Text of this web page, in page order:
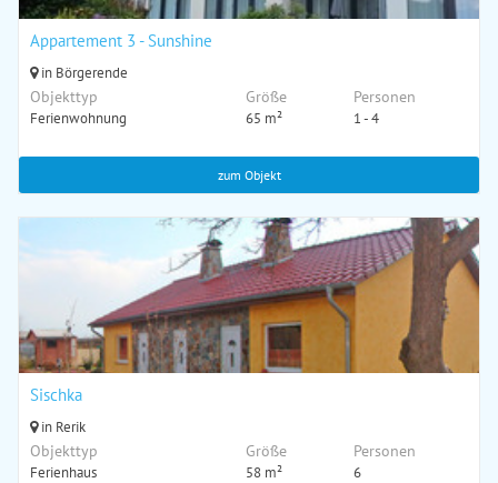
Appartement 3 - Sunshine
in Börgerende
Objekttyp
Ferienwohnung
Größe
65 m²
Personen
1 - 4
zum Objekt
Sischka
in Rerik
Objekttyp
Ferienhaus
Größe
58 m²
Personen
6